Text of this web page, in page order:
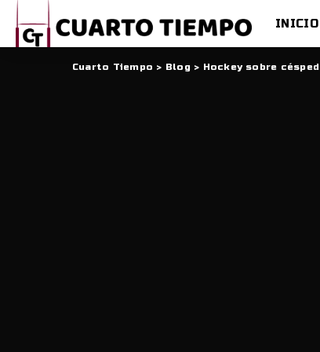
INICIO
Cuarto Tiempo > Blog> Hockey sobre césped